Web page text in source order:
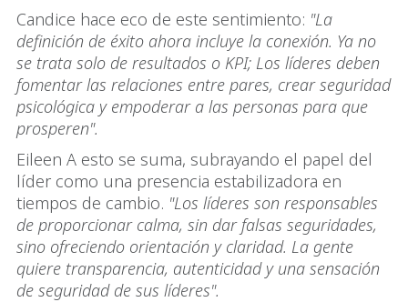
Candice hace eco de este sentimiento: "La
definición de éxito ahora incluye la conexión. Ya no
se trata solo de resultados o KPI; Los líderes deben
fomentar las relaciones entre pares, crear seguridad
psicológica y empoderar a las personas para que
prosperen".
Eileen A esto se suma, subrayando el papel del
líder como una presencia estabilizadora en
tiempos de cambio. "Los líderes son responsables
de proporcionar calma, sin dar falsas seguridades,
sino ofreciendo orientación y claridad. La gente
quiere transparencia, autenticidad y una sensación
de seguridad de sus líderes".